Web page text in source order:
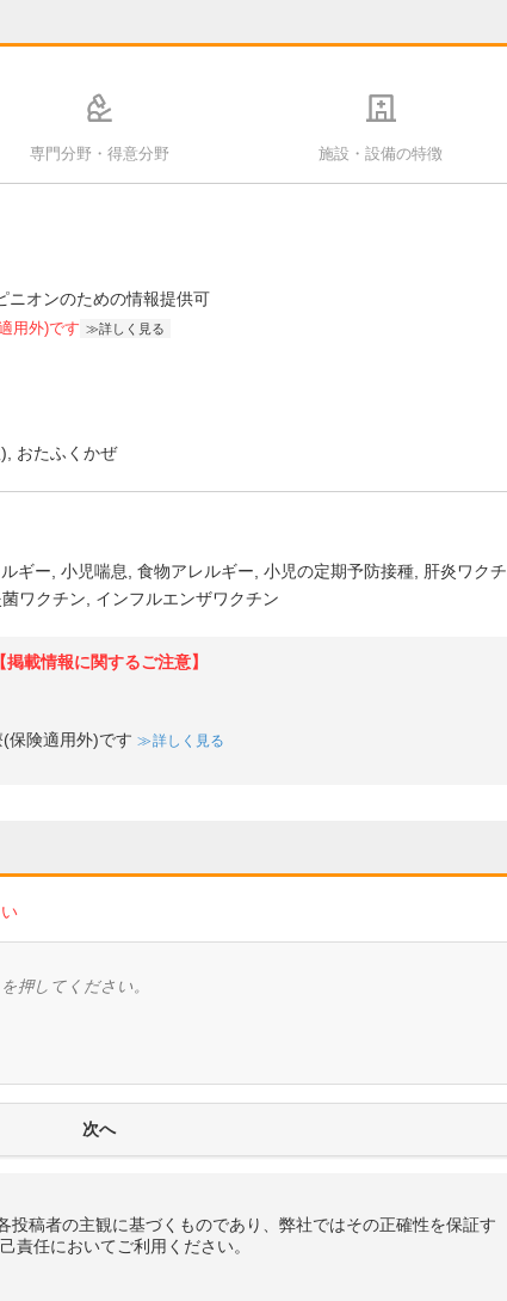
専門分野・得意分野 施設・設備の特徴
ニオンのための情報提供可
用外)です 詳しく見る
おたふくかぜ
ギー 小児喘息 食物アレルギー 小児の定期予防接種
肝炎ワクチ
ワクチン インフルエンザワクチン
【掲載情報に関するご注意】
保険適用外)です 詳しく見る
投稿者の主観に基づくものであり、弊社ではその正確性を保証す
責任においてご利用ください。